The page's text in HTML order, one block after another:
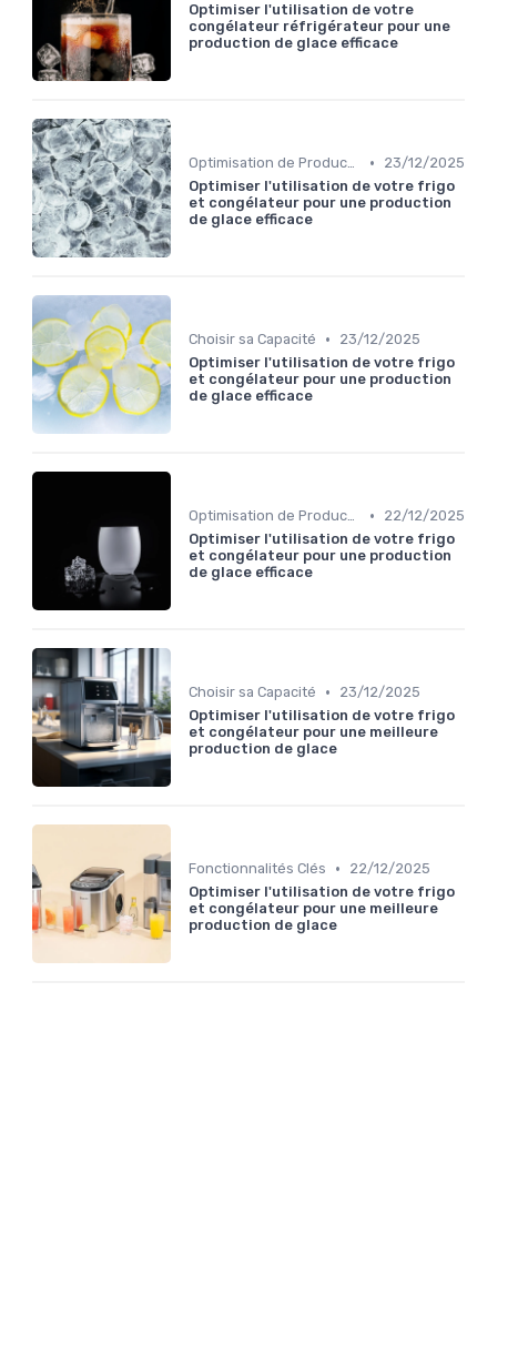
Optimiser l'utilisation de votre
congélateur réfrigérateur pour une
production de glace efficace
Optimisation de Production •
23/12/2025
Optimiser l'utilisation de votre frigo
et congélateur pour une production
de glace efficace
Choisir sa Capacité •
23/12/2025
Optimiser l'utilisation de votre frigo
et congélateur pour une production
de glace efficace
Optimisation de Production •
22/12/2025
Optimiser l'utilisation de votre frigo
et congélateur pour une production
de glace efficace
Choisir sa Capacité •
23/12/2025
Optimiser l'utilisation de votre frigo
et congélateur pour une meilleure
production de glace
Fonctionnalités Clés •
22/12/2025
Optimiser l'utilisation de votre frigo
et congélateur pour une meilleure
production de glace